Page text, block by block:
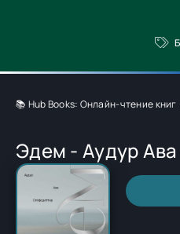
📚 Hub Books: Онлайн-чтение книг
Эдем - Аудур